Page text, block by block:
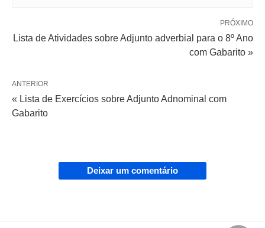
PRÓXIMO
Lista de Atividades sobre Adjunto adverbial para o 8º Ano
com Gabarito »
ANTERIOR
« Lista de Exercícios sobre Adjunto Adnominal com
Gabarito
Deixar um comentário